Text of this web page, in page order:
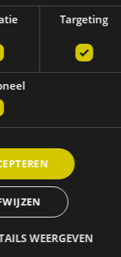
Targeting
WEERGEVEN